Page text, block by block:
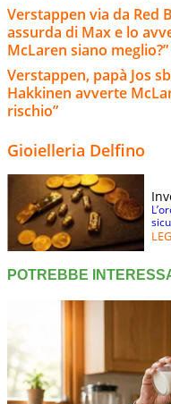
Verstappen via da Red
assurda di Max e lo
McLaren siano meglio?”
Verstappen, papà Jos
Hakkinen avverte
rischio”
Gioielleria Delfino